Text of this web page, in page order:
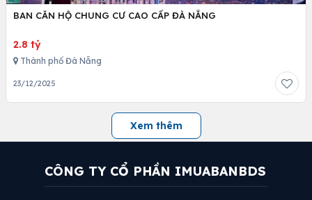
BAN CĂN HỘ CHUNG CƯ CAO CẤP ĐÀ NẴNG
2.8 tỷ
Thành phố Đà Nẵng
23/12/2025
Xem thêm
CÔNG TY CỔ PHẦN IMUABANBDS